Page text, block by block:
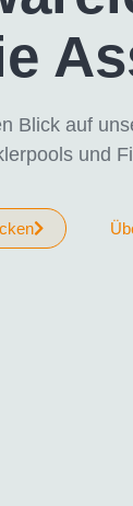
Blick auf
und